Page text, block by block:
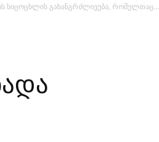
სიცოცხლის გახანგრძლივება, რომელთაც...